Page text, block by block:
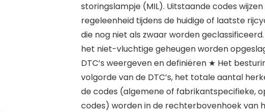
storingslampje (MIL). Uitstaande codes
regeleenheid tijdens de huidige of laatste
die nog niet als zwaar worden
het niet-vluchtige geheugen worden
DTC’s weergeven en definiëren ★ Het
volgorde van de DTC’s, het totale aantal
de codes (algemene of fabrikantspecifieke,
codes) worden in de rechterbovenhoek van